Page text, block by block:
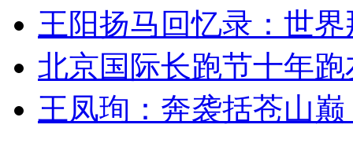
王阳扬马回忆录：世
北京国际长跑节十年
王凤珣：奔袭括苍山